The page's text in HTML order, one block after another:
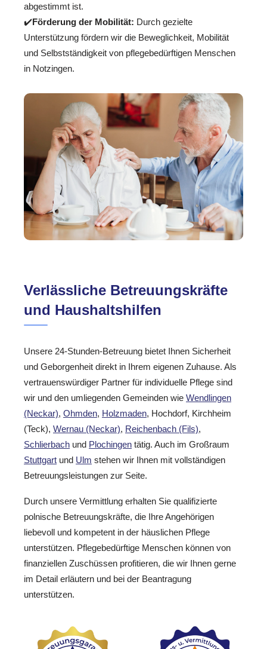
abgestimmt ist.
✔️Förderung der Mobilität: Durch gezielte
Unterstützung fördern wir die Beweglichkeit, Mobilität
und Selbstständigkeit von pflegebedürftigen Menschen
in Notzingen.
Verlässliche Betreuungskräfte
und Haushaltshilfen
Unsere 24-Stunden-Betreuung bietet Ihnen Sicherheit
und Geborgenheit direkt in Ihrem eigenen Zuhause. Als
vertrauenswürdiger Partner für individuelle Pflege sind
wir und den umliegenden Gemeinden wie Wendlingen
(Neckar), Ohmden, Holzmaden, Hochdorf, Kirchheim
(Teck), Wernau (Neckar), Reichenbach (Fils),
Schlierbach und Plochingen tätig. Auch im Großraum
Stuttgart und Ulm stehen wir Ihnen mit vollständigen
Betreuungsleistungen zur Seite.
Durch unsere Vermittlung erhalten Sie qualifizierte
polnische Betreuungskräfte, die Ihre Angehörigen
liebevoll und kompetent in der häuslichen Pflege
unterstützen. Pflegebedürftige Menschen können von
finanziellen Zuschüssen profitieren, die wir Ihnen gerne
im Detail erläutern und bei der Beantragung
unterstützen.